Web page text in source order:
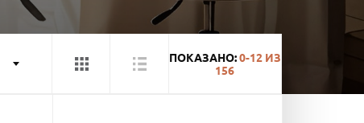
ПОКАЗАНО:0-12ИЗ
156